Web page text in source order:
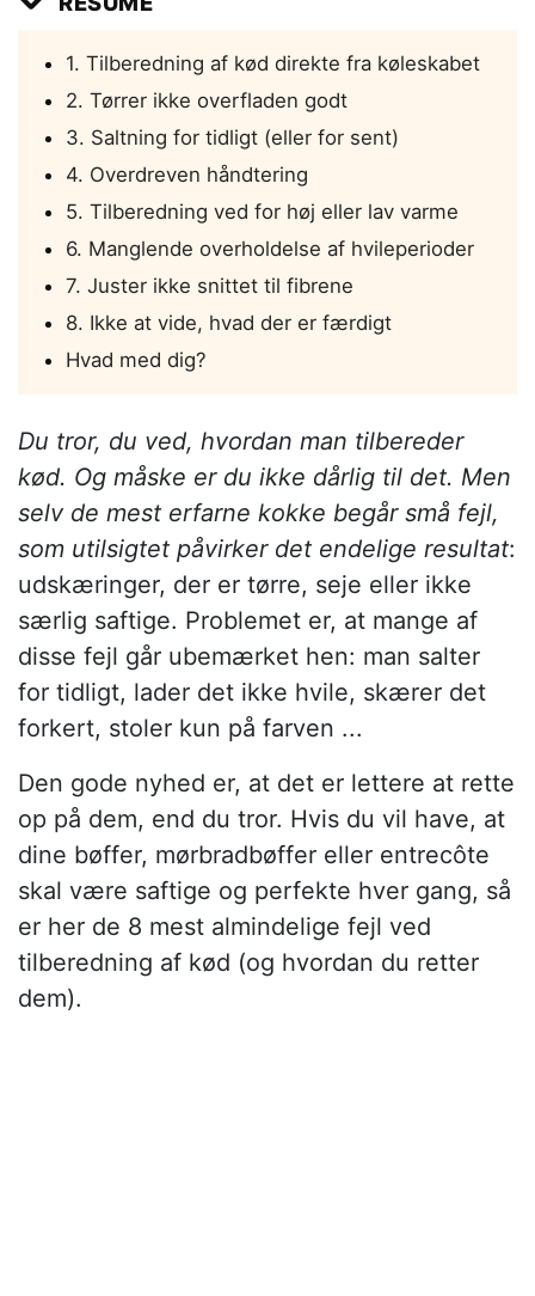
1. Tilberedning af kød direkte fra køleskabet
2. Tørrer ikke overfladen godt
3. Saltning for tidligt (eller for sent)
4. Overdreven håndtering
5. Tilberedning ved for høj eller lav varme
6. Manglende overholdelse af hvileperioder
7. Juster ikke snittet til fibrene
8. Ikke at vide, hvad der er færdigt
Hvad med dig?
Du tror, du ved, hvordan man tilbereder
kød. Og måske er du ikke dårlig til det. Men
selv de mest erfarne kokke begår små fejl,
som utilsigtet påvirker det endelige resultat:
udskæringer, der er tørre, seje eller ikke
særlig saftige. Problemet er, at mange af
disse fejl går ubemærket hen: man salter
for tidligt, lader det ikke hvile, skærer det
forkert, stoler kun på farven ...
Den gode nyhed er, at det er lettere at rette
op på dem, end du tror. Hvis du vil have, at
dine bøffer, mørbradbøffer eller entrecôte
skal være saftige og perfekte hver gang, så
er her de 8 mest almindelige fejl ved
tilberedning af kød (og hvordan du retter
dem).